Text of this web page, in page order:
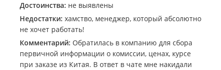
Достоинства: не выявлены
Недостатки: хамство, менеджер, который абсолютно
не хочет работать!
Комментарий: Обратилась в компанию для сбора
первичной информации о комиссии, ценах, курсе
при заказе из Китая. В ответ в чате мне накидали